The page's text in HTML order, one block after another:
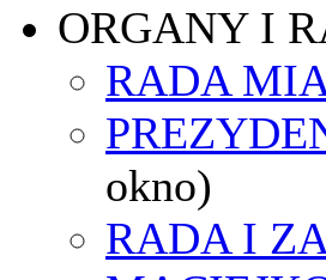
ORGANY I
RADA
okno)
RADA I